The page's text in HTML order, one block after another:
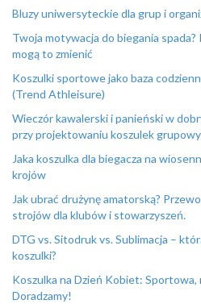
Bluzy uniwersyteckie dla grup i
Twoja motywacja do biegania
mogą to zmienić
Koszulki sportowe jako baza
(Trend Athleisure)
Wieczór kawalerski i panieński w
przy projektowaniu koszulek
Jaka koszulka dla biegacza na
krojów
Jak ubrać drużynę amatorską?
strojów dla klubów i stowarzyszeń.
DTG vs. Sitodruk vs. Sublimacja –
koszulki?
Koszulka na Dzień Kobiet: Sportowa,
Doradzamy!